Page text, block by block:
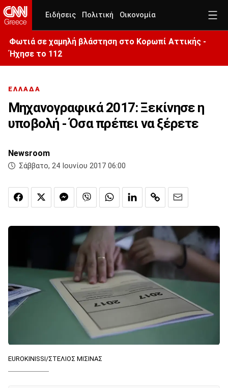
Ειδήσεις Πολιτική Οικονομία
Φωτιά σε χαμηλή βλάστηση στο Κορωπί Αττικής -
Ήχησε το 112
ΕΛΛΑΔΑ
Μηχανογραφικά 2017: Ξεκίνησε η
υποβολή - Όσα πρέπει να ξέρετε
Newsroom
Σάββατο, 24 Ιουνίου 2017 06:00
EUROKINISSI/ΣΤΕΛΙΟΣ ΜΙΣΙΝΑΣ